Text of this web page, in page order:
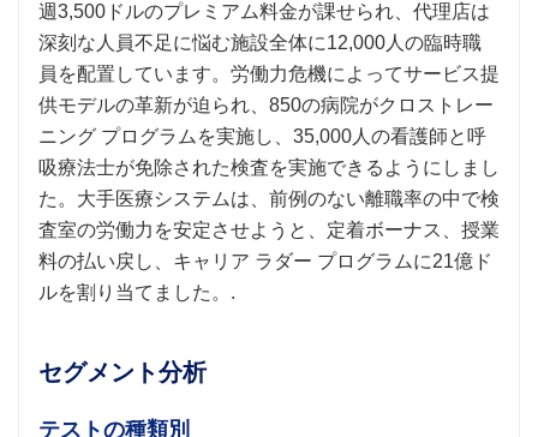
週3,500ドルのプレミアム料金が課せられ、代理店は
深刻な人員不足に悩む施設全体に12,000人の臨時職
員を配置しています。労働力危機によってサービス提
供モデルの革新が迫られ、850の病院がクロストレー
ニング プログラムを実施し、35,000人の看護師と呼
吸療法士が免除された検査を実施できるようにしまし
た。大手医療システムは、前例のない離職率の中で検
査室の労働力を安定させようと、定着ボーナス、授業
料の払い戻し、キャリア ラダー プログラムに21億ド
ルを割り当てました。.
セグメント分析
テストの種類別